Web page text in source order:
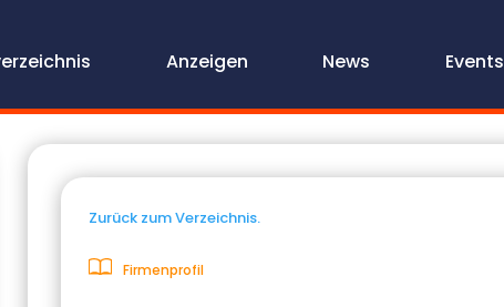
Anzeigen News Events
Zurück zum Verzeichnis.
Firmenprofil